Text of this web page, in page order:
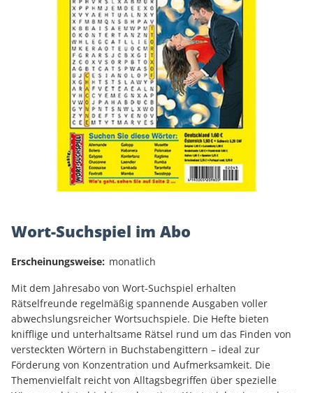
Wort-Suchspiel im Abo
Erscheinungsweise: monatlich
Mit dem Jahresabo von Wort-Suchspiel erhalten
Rätselfreunde regelmäßig spannende Ausgaben voller
abwechslungsreicher Wortsuchspiele. Die Hefte bieten
knifflige und unterhaltsame Rätsel rund um das Finden von
versteckten Wörtern in Buchstabengittern – ideal zur
Förderung von Konzentration und Aufmerksamkeit. Die
Themenvielfalt reicht von Alltagsbegriffen über spezielle